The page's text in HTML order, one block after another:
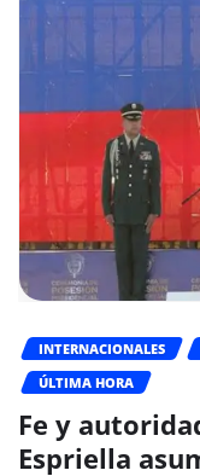
INTERNACIONALES
ÚLTIMA HORA
Fe y
Espriella